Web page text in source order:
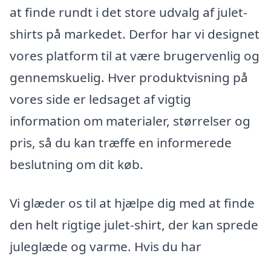
at finde rundt i det store udvalg af julet-
shirts på markedet. Derfor har vi designet
vores platform til at være brugervenlig og
gennemskuelig. Hver produktvisning på
vores side er ledsaget af vigtig
information om materialer, størrelser og
pris, så du kan træffe en informerede
beslutning om dit køb.
Vi glæder os til at hjælpe dig med at finde
den helt rigtige julet-shirt, der kan sprede
juleglæde og varme. Hvis du har